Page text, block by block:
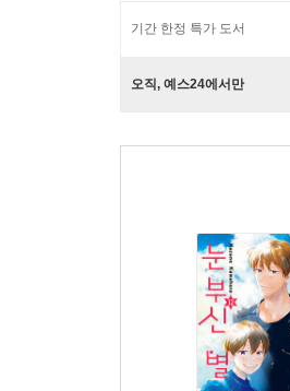
기간 한정 특가 도서
오직, 예스24에서만